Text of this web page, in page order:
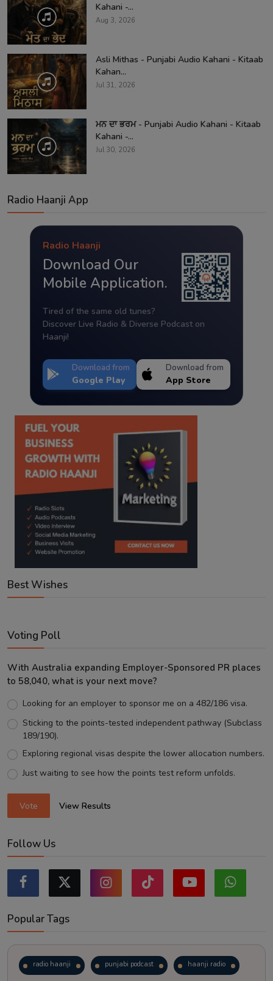
Kahani -...
Aug 3, 2026
Asli Mithas - Punjabi Audio Kahani - Kitaab
Kahan...
Jul 31, 2026
ਮਨ ਦਾ ਭਰਮ - Punjabi Audio Kahani - Kitaab
Kahani -...
Jul 30, 2026
Radio Haanji App
Radio Haanji
Download Our
Mobile Application.
Tired of the same old tunes?
Discover Live Radio & Diverse Podcast on
Haanji!
Download from
Google Play
Download from
App Store
Best Wishes
Voting Poll
With Australia expanding Employer-Sponsored PR places
to 58,040, what is your next move?
Looking for an employer to sponsor me on a 482/186 visa.
Sticking to the points-tested independent pathway (Subclass
189/190).
Exploring regional visas despite the lower allocation numbers.
Just waiting to see how the points test reform unfolds.
Vote View Results
Follow Us
Popular Tags
radio haanji punjabi podcast haanji radio